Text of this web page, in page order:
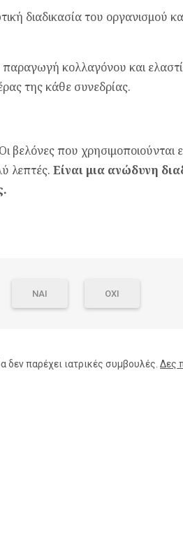
διαδικασία του οργανισμού
κολλαγόνου και
της κάθε συνεδρίας.
βελόνες που χρησιμοποιούνται
λεπτές. Είναι μια ανώδυνη
ΝΑΙ ΟΧΙ
δεν παρέχει ιατρικές συμβουλές. Δες